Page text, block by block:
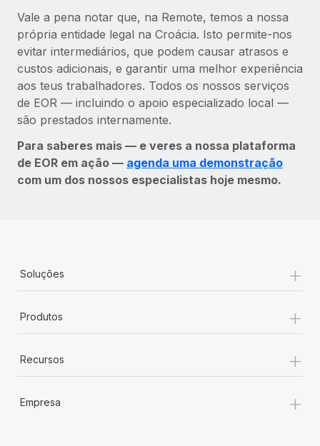
Vale a pena notar que, na Remote, temos a nossa
própria entidade legal na Croácia. Isto permite-nos
evitar intermediários, que podem causar atrasos e
custos adicionais, e garantir uma melhor experiência
aos teus trabalhadores. Todos os nossos serviços
de EOR — incluindo o apoio especializado local —
são prestados internamente.
Para saberes mais — e veres a nossa plataforma
de EOR em ação — agenda uma demonstração
com um dos nossos especialistas hoje mesmo.
Soluções +
Produtos +
Recursos +
Empresa +